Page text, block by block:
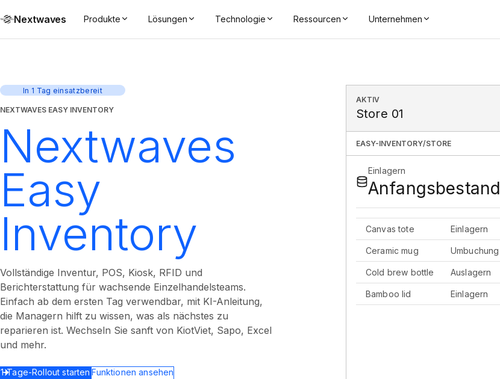
Nextwaves Produkte Lösungen Technologie Ressourcen Unternehmen
In 1 Tag einsatzbereit
NEXTWAVES EASY INVENTORY
Nextwaves
Easy
Inventory
Vollständige Inventur, POS, Kiosk, RFID und
Berichterstattung für wachsende Einzelhandelsteams.
Einfach ab dem ersten Tag verwendbar, mit KI-Anleitung,
die Managern hilft zu wissen, was als nächstes zu
reparieren ist. Wechseln Sie sanft von KiotViet, Sapo, Excel
und mehr.
1-Tage-Rollout starten Funktionen ansehen
AKTIV
Store 01
EASY-INVENTORY/STORE
Einlagern
Anfangsbestand
Canvas tote Einlagern
Ceramic mug Umbuchung
Cold brew bottle Auslagern
Bamboo lid Einlagern